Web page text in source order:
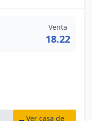
Venta
18.22
Ver casa de